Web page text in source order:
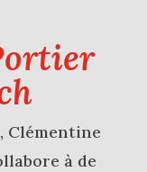
Clémentine
à de